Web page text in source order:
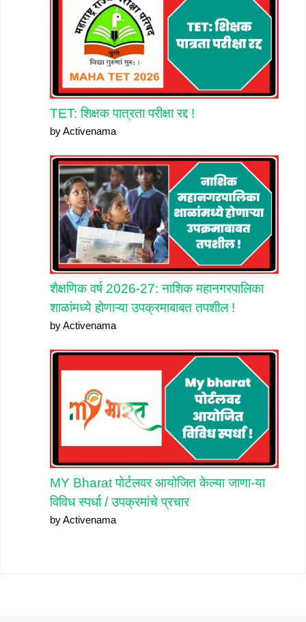
TET: शिक्षक पात्रता परीक्षा रद्द !
by Activenama
शैक्षणिक वर्ष 2026-27: नाशिक महानगरपालिका
शाळांमध्ये होणाऱ्या उपक्रमाबाबत तपशील !
by Activenama
MY Bharat पोर्टलवर आयोजित केल्या जाणा-या
विविध स्पर्धा / उपक्रमांचे प्रचार
by Activenama